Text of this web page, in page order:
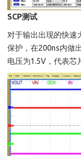
SCP测试
对于输出出现的快速
保护，在200ns内做
电压为1.5V，代表芯